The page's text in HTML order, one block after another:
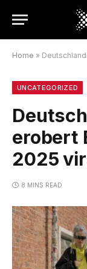
Home » Deutschlands
UNCATEGORIZED
erobert
2025
8 MINS READ